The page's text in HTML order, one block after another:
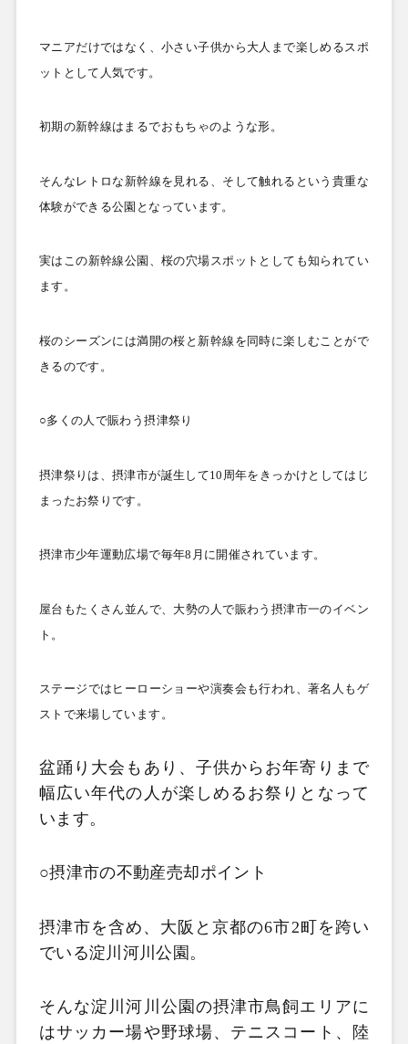
マニアだけではなく、小さい子供から大人まで楽しめるスポ
ットとして人気です。
初期の新幹線はまるでおもちゃのような形。
そんなレトロな新幹線を見れる、そして触れるという貴重な
体験ができる公園となっています。
実はこの新幹線公園、桜の穴場スポットとしても知られてい
ます。
桜のシーズンには満開の桜と新幹線を同時に楽しむことがで
きるのです。
○多くの人で賑わう摂津祭り
摂津祭りは、摂津市が誕生して10 周年をきっかけとしてはじ
まったお祭りです。
摂津市少年運動広場で毎年8 月に開催されています。
屋台もたくさん並んで、大勢の人で賑わう摂津市一のイベン
ト。
ステージではヒーローショーや演奏会も行われ、著名人もゲ
ストで来場しています。
盆踊り大会もあり、子供からお年寄りまで
幅広い年代の人が楽しめるお祭りとなって
います。
○摂津市の不動産売却ポイント
摂津市を含め、大阪と京都の6市2町を跨い
でいる淀川河川公園。
そんな淀川河川公園の摂津市鳥飼エリアに
はサッカー場や野球場、テニスコート、陸